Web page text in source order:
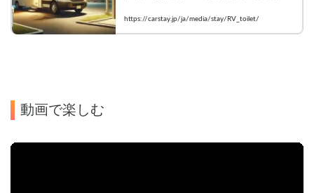
    #carstay #vanlifejapan
https://carstay.jp/ja/media/stay/RV_toilet/
動画で楽しむ